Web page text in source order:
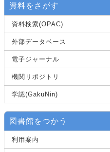
資料をさがす
資料検索(OPAC)
外部データベース
電子ジャーナル
機関リポジトリ
学認(GakuNin)
図書館をつかう
利用案内